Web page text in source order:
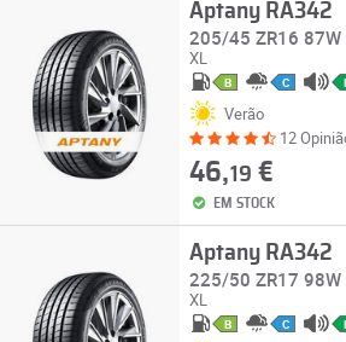
Aptany RA342
205/45 ZR16 87W
XL
B C
Verão
12
46,19 €
EM STOCK
Aptany RA342
225/50 ZR17 98W
XL
B C